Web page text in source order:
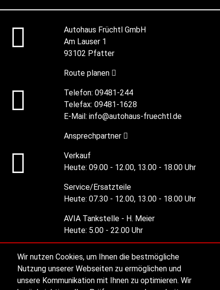
Wir nutzen Cookies, um Ihnen die bestmögliche
Nutzung unserer Webseiten zu ermöglichen und
unsere Kommunikation mit Ihnen zu optimieren. Wir
Autohaus Früchtl GmbH
Am Lauser 1
93102 Pfatter
Route planen
Telefon: 09481-244
Telefax: 09481-1628
E-Mail: info@autohaus-fruechtl.de
Ansprechpartner
Verkauf
Heute: 09.00 - 12.00, 13.00 - 18.00 Uhr
Service/Ersatzteile
Heute: 07.30 - 12.00, 13.00 - 18.00 Uhr
AVIA Tankstelle - H. Meier
Heute: 5.00 - 22.00 Uhr
Alle Öffnungszeiten